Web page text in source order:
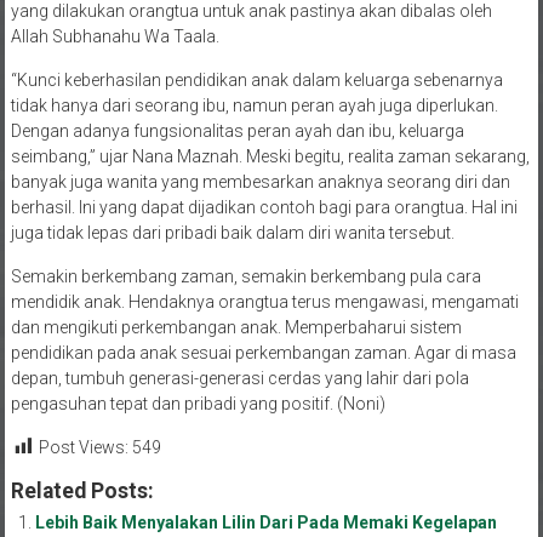
yang dilakukan orangtua untuk anak pastinya akan dibalas oleh
Allah Subhanahu Wa Taala.
“Kunci keberhasilan pendidikan anak dalam keluarga sebenarnya
tidak hanya dari seorang ibu, namun peran ayah juga diperlukan.
Dengan adanya fungsionalitas peran ayah dan ibu, keluarga
seimbang,” ujar Nana Maznah. Meski begitu, realita zaman sekarang,
banyak juga wanita yang membesarkan anaknya seorang diri dan
berhasil. Ini yang dapat dijadikan contoh bagi para orangtua. Hal ini
juga tidak lepas dari pribadi baik dalam diri wanita tersebut.
Semakin berkembang zaman, semakin berkembang pula cara
mendidik anak. Hendaknya orangtua terus mengawasi, mengamati
dan mengikuti perkembangan anak. Memperbaharui sistem
pendidikan pada anak sesuai perkembangan zaman. Agar di masa
depan, tumbuh generasi-generasi cerdas yang lahir dari pola
pengasuhan tepat dan pribadi yang positif. (Noni)
Post Views: 549
Related Posts:
Lebih Baik Menyalakan Lilin Dari Pada Memaki Kegelapan